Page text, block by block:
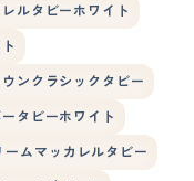
ルタビーホワイト
ンクラシックタビー
タビーホワイト
ームマッカレルタビー